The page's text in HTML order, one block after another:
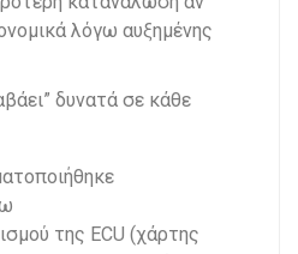
λόγω αυξημένης
δυνατά σε κάθε
της ECU (χάρτης